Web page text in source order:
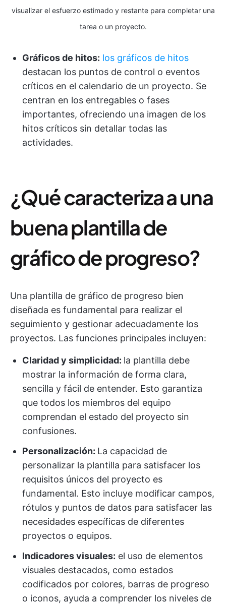
visualizar el esfuerzo estimado y restante para completar una
tarea o un proyecto.
Gráficos de hitos: los gráficos de hitos
destacan los puntos de control o eventos
críticos en el calendario de un proyecto. Se
centran en los entregables o fases
importantes, ofreciendo una imagen de los
hitos críticos sin detallar todas las
actividades.
¿Qué caracteriza a una
buena plantilla de
gráfico de progreso?
Una plantilla de gráfico de progreso bien
diseñada es fundamental para realizar el
seguimiento y gestionar adecuadamente los
proyectos. Las funciones principales incluyen:
Claridad y simplicidad: la plantilla debe
mostrar la información de forma clara,
sencilla y fácil de entender. Esto garantiza
que todos los miembros del equipo
comprendan el estado del proyecto sin
confusiones.
Personalización: La capacidad de
personalizar la plantilla para satisfacer los
requisitos únicos del proyecto es
fundamental. Esto incluye modificar campos,
rótulos y puntos de datos para satisfacer las
necesidades específicas de diferentes
proyectos o equipos.
Indicadores visuales: el uso de elementos
visuales destacados, como estados
codificados por colores, barras de progreso
o iconos, ayuda a comprender los niveles de